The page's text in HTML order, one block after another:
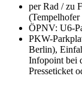
per Rad / zu
ÖPNV: U6-
PKW-
Berlin),
Infopoint bei
Presseticket